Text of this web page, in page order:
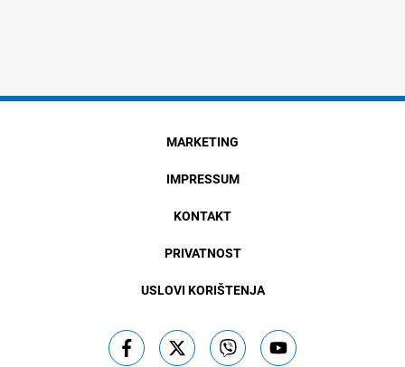
MARKETING
IMPRESSUM
KONTAKT
PRIVATNOST
USLOVI KORIŠTENJA